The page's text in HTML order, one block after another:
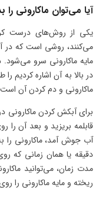
آیا می‌توان ماکارونی
یکی از روش‌های درست
می‌کنند، روشی است که در
مایه ماکارونی سرو
در بالا به آن اشاره کردیم
ماکارونی و دم کردن آن
برای آبکش کردن ماکارونی
قابلمه بریزید و بعد آن را
دقیقه یا همان زمانی که
مدت زمان، می‌توانید
ریخته و مایه ماکارونی را